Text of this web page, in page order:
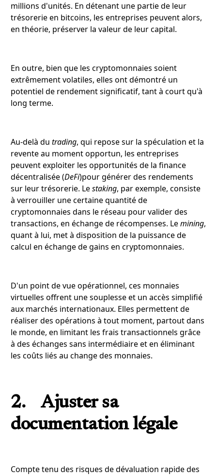
millions d'unités. En détenant une partie de leur
trésorerie en bitcoins, les entreprises peuvent alors,
en théorie, préserver la valeur de leur capital.
En outre, bien que les cryptomonnaies soient
extrêmement volatiles, elles ont démontré un
potentiel de rendement significatif, tant à court qu'à
long terme.
Au-delà dutrading, qui repose sur la spéculation et la
revente au moment opportun, les entreprises
peuvent exploiter les opportunités de la finance
décentralisée (DeFi)pour générer des rendements
sur leur trésorerie. Lestaking, par exemple, consiste
à verrouiller une certaine quantité de
cryptomonnaies dans le réseau pour valider des
transactions, en échange de récompenses. Lemining,
quant à lui, met à disposition de la puissance de
calcul en échange de gains en cryptomonnaies.
D'un point de vue opérationnel, ces monnaies
virtuelles offrent une souplesse et un accès simplifié
aux marchés internationaux. Elles permettent de
réaliser des opérations à tout moment, partout dans
le monde, en limitant les frais transactionnels grâce
à des échanges sans intermédiaire et en éliminant
les coûts liés au change des monnaies.
2. Ajuster sa
documentation légale
Compte tenu des risques de dévaluation rapide des